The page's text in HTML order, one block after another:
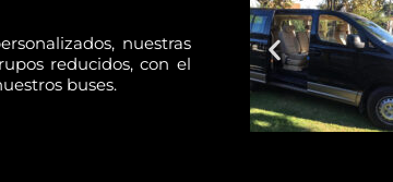
nuestras
reducidos, con el
buses.